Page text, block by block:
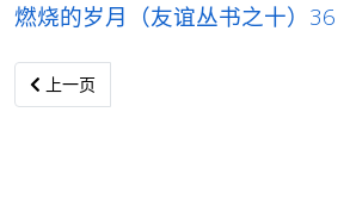
燃烧的岁月（友谊丛书之十）36
上一篇文章: 燃烧的岁月（友谊丛书之十）36
上一页